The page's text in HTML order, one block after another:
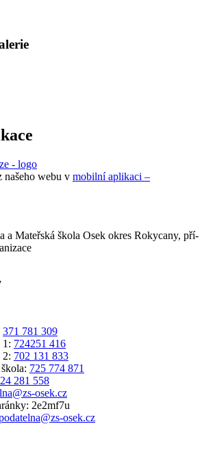
našeho webu v mobilní aplikaci –
a Ma­teř­ská ško­la Osek okres Roky­ca­ny, pří­
371 781 309
1: 724251 416
2: 702 131 833
725 774 871
281 558
osek.cz
2e2mf7u
osek.cz